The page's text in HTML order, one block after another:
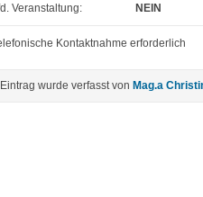
Veranstaltung:
NEIN
Kontaktnahme erforderlich
Eintrag wurde verfasst von Mag.a